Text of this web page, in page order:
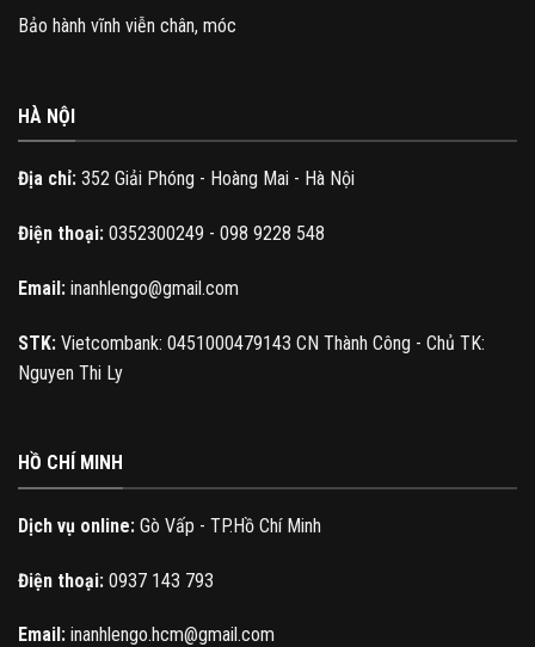
Bảo hành vĩnh viễn chân, móc
HÀ NỘI
Địa chỉ: 352 Giải Phóng - Hoàng Mai - Hà Nội
Điện thoại: 0352300249 - 098 9228 548
Email: inanhlengo@gmail.com
STK: Vietcombank: 0451000479143 CN Thành Công - Chủ TK:
Nguyen Thi Ly
HỒ CHÍ MINH
Dịch vụ online: Gò Vấp - TP.Hồ Chí Minh
Điện thoại: 0937 143 793
Email: inanhlengo.hcm@gmail.com